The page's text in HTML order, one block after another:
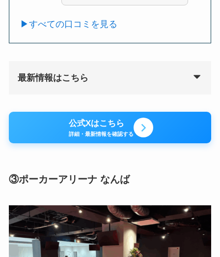
▶︎すべての口コミを見る
最新情報はこちら
公式Xはこちら
詳細・最新情報を確認する
③ポーカーアリーナ なんば